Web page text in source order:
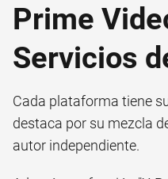
Prime
Servicios
Cada plataforma tiene
destaca por su mezcla
autor independiente.